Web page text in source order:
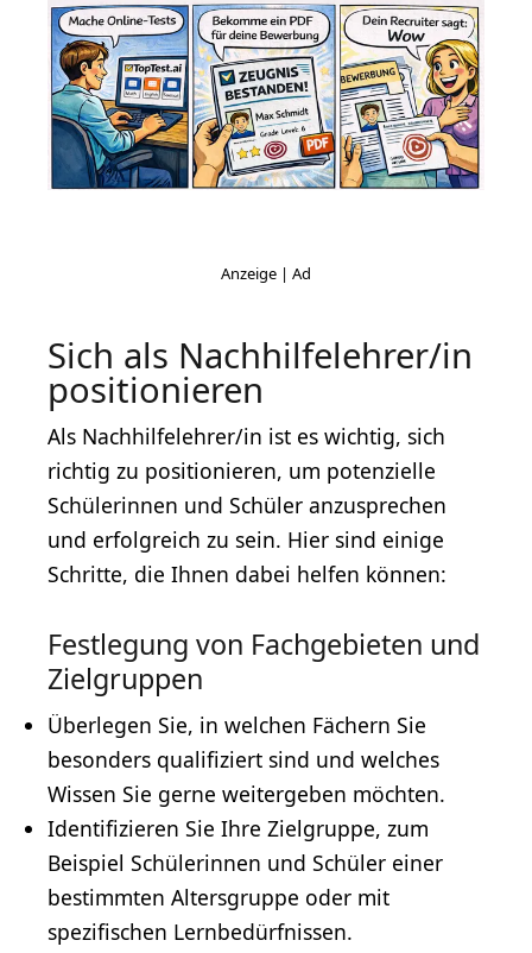
Sich als Nachhilfelehrer/in
positionieren
Als Nachhilfelehrer/in ist es wichtig, sich
richtig zu positionieren, um potenzielle
Schülerinnen und Schüler anzusprechen
und erfolgreich zu sein. Hier sind einige
Schritte, die Ihnen dabei helfen können:
Festlegung von Fachgebieten und
Zielgruppen
Überlegen Sie, in welchen Fächern Sie
besonders qualifiziert sind und welches
Wissen Sie gerne weitergeben möchten.
Identifizieren Sie Ihre Zielgruppe, zum
Beispiel Schülerinnen und Schüler einer
bestimmten Altersgruppe oder mit
spezifischen Lernbedürfnissen.